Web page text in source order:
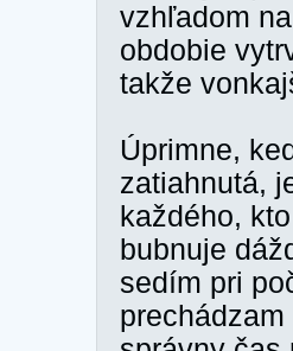
vzhľadom
obdobie
takže
Úprimne,
zatiahnutá,
každého,
bubnuje
sedím pri